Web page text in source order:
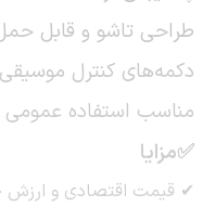
طراحی تاشو و قابل
دکمه‌های کنترل موسیقی
مناسب استفاده عمومی
✅مزایا
✔ قیمت اقتصادی و ارزش